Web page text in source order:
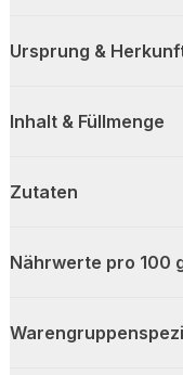
Ursprung &
Inhalt & Füllmenge
Zutaten
Nährwerte pro 100